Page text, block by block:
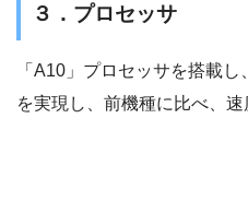
３．プロセッサ
「A10」プロセッサを搭載
を実現し、前機種に比べ、速